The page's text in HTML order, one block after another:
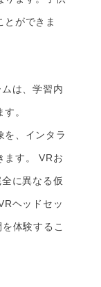
とができま
は、学習内
。
を、インタラ
ます。 VRお
に異なる仮
ヘッドセッ
体験するこ